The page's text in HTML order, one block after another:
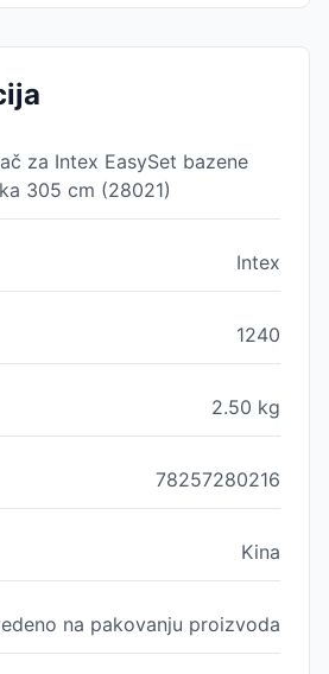
za Intex EasySet bazene
305 cm (28021)
Intex
1240
2.50 kg
78257280216
Kina
na pakovanju proizvoda